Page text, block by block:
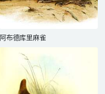
阿布德库里麻雀